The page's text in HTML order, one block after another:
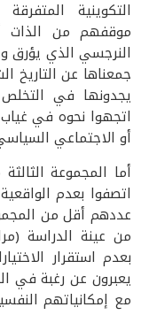
التكوينية
موقفهم من الذات
النرجسي الذي يؤرق
جمعناها عن
يجدونها في
اتجهوا نحوه في
أو الاجتماعي
أما المجموعة
اتصفوا بعدم
عددهم أقل من
من عينة الدراسة
بعدم استقرار
يعبرون عن رغبة في
مع إمكانياتهم